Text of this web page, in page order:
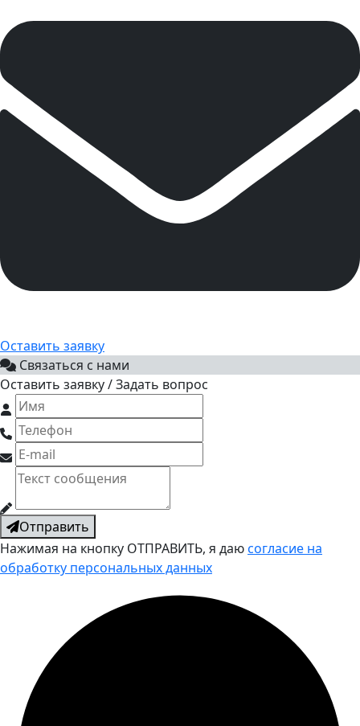
Оставить заявку
Связаться с нами
Оставить заявку / Задать вопрос
Отправить
Нажимая на кнопку ОТПРАВИТЬ, я даюсогласие на
обработку персональных данных